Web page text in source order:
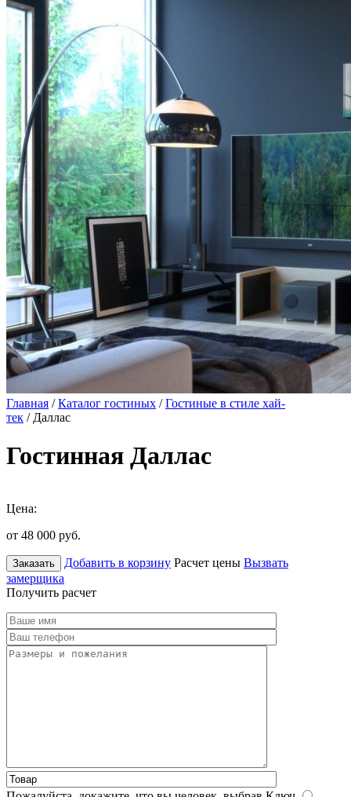
Главная /Каталог гостиных /Гостиные в стиле хай-
тек / Даллас
Гостинная Даллас
Цена:
от 48 000 руб.
Заказать Добавить в корзину Расчет цены Вызвать
замерщика
Получить расчет